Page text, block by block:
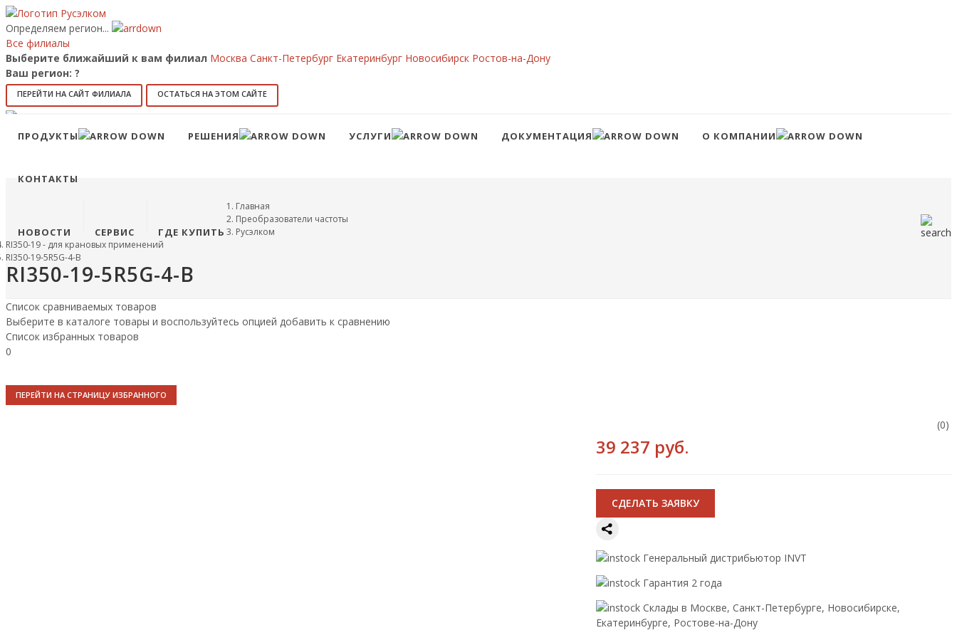
Определяем регион...
Все филиалы
Выберите ближайший к вам филиал Москва Санкт-Петербург Екатеринбург Новосибирск Ростов-на-Дону
Ваш регион: ?
ПЕРЕЙТИ НА САЙТ ФИЛИАЛА ОСТАТЬСЯ НА ЭТОМ САЙТЕ
8 (800) 707-15-56 info@ruselkom.ru
ПРОДУКТЫ РЕШЕНИЯ УСЛУГИ ДОКУМЕНТАЦИЯ О КОМПАНИИ
КОНТАКТЫ
НОВОСТИ СЕРВИС ГДЕ КУПИТЬ
Главная
Преобразователи частоты
Русэлком
RI350-19 - для крановых применений
RI350-19-5R5G-4-B
RI350-19-5R5G-4-B
Список сравниваемых товаров
Выберите в каталоге товары и воспользуйтесь опцией добавить к сравнению
Список избранных товаров
0
ПЕРЕЙТИ НА СТРАНИЦУ ИЗБРАННОГО
39 237 руб.
(0)
CДЕЛАТЬ ЗАЯВКУ
Генеральный дистрибьютор INVT
Гарантия 2 года
Склады в Москве, Санкт-Петербурге, Новосибирске,
Екатеринбурге, Ростове-на-Дону